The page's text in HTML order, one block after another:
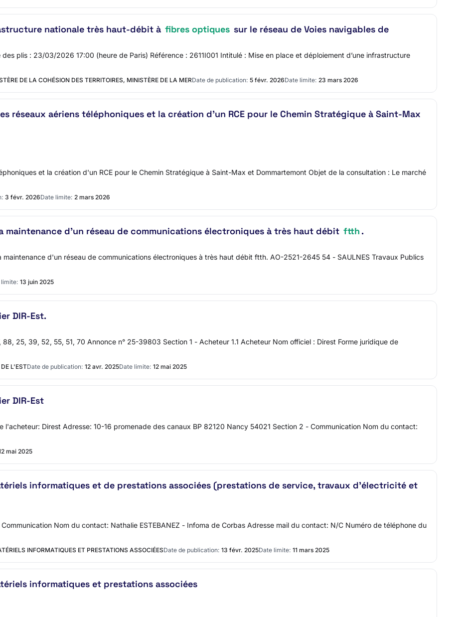
nationale très haut-débit à fibres optiques sur le réseau de Voies navigables de
plis : 23/03/2026 17:00 (heure de Paris) Référence : 2611I001 Intitulé : Mise en place et déploiement d’une infrastructure
DE LA COHÉSION DES TERRITOIRES, MINISTÈRE DE LA MERDate de publication: 5 févr. 2026Date limite: 23 mars 2026
réseaux aériens téléphoniques et la création d'un RCE pour le Chemin Stratégique à Saint-Max
et la création d'un RCE pour le Chemin Stratégique à Saint-Max et Dommartemont Objet de la consultation : Le marché
3 févr. 2026Date limite: 2 mars 2026
d'un réseau de communications électroniques à très haut débit ftth .
d'un réseau de communications électroniques à très haut débit ftth. AO-2521-2645 54 - SAULNES Travaux Publics
limite: 13 juin 2025
DIR-Est.
25, 39, 52, 55, 51, 70 Annonce n° 25-39803 Section 1 - Acheteur 1.1 Acheteur Nom officiel : Direst Forme juridique de
L'ESTDate de publication: 12 avr. 2025Date limite: 12 mai 2025
DIR-Est
Direst Adresse: 10-16 promenade des canaux BP 82120 Nancy 54021 Section 2 - Communication Nom du contact:
mai 2025
informatiques et de prestations associées (prestations de service, travaux d'électricité et
Nom du contact: Nathalie ESTEBANEZ - Infoma de Corbas Adresse mail du contact: N/C Numéro de téléphone du
INFORMATIQUES ET PRESTATIONS ASSOCIÉESDate de publication: 13 févr. 2025Date limite: 11 mars 2025
informatiques et prestations associées